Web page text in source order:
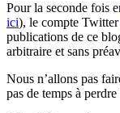
Pour la seconde fois
ici), le compte Twitter
publications de ce
arbitraire et sans
Nous n’allons pas
pas de temps à perdre